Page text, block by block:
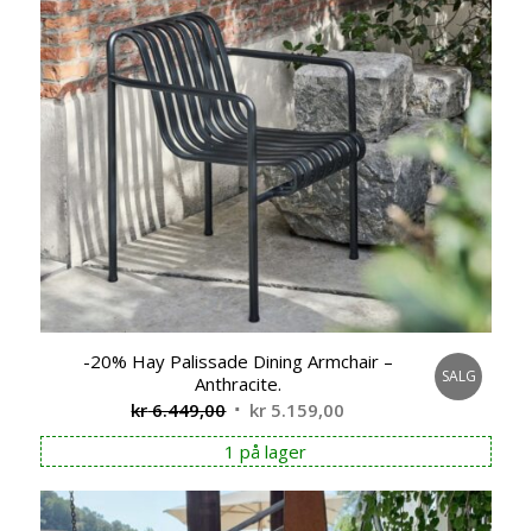
-20% Hay Palissade Dining Armchair –
Anthracite.
kr6.449,00 Opprinnelig
pris
var:
kr 6.449,00.
kr 5.159,00
pris
er:
kr 5.159,00.
SALG
1 på lager